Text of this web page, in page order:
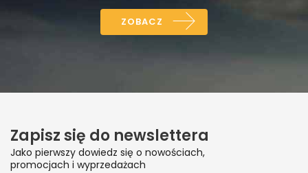
ZOBACZ
Zapisz się do newslettera
Jako pierwszy dowiedz się o nowościach,
promocjach i wyprzedażach